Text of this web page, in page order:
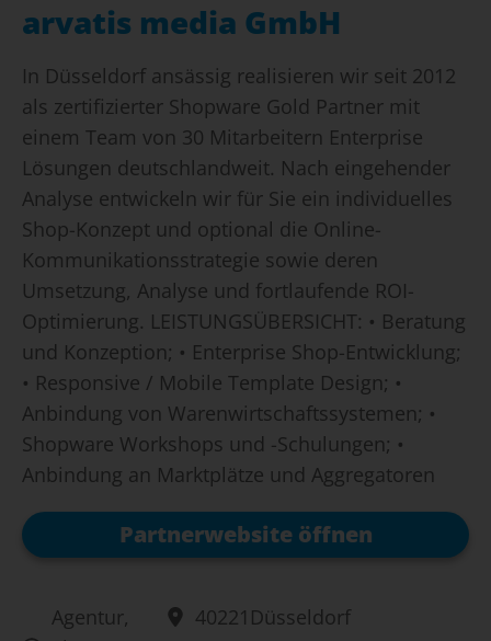
arvatis media GmbH
In Düsseldorf ansässig realisieren wir seit 2012
als zertifizierter Shopware Gold Partner mit
einem Team von 30 Mitarbeitern Enterprise
Lösungen deutschlandweit. Nach eingehender
Analyse entwickeln wir für Sie ein individuelles
Shop-Konzept und optional die Online-
Kommunikationsstrategie sowie deren
Umsetzung, Analyse und fortlaufende ROI-
Optimierung. LEISTUNGSÜBERSICHT: • Beratung
und Konzeption; • Enterprise Shop-Entwicklung;
• Responsive / Mobile Template Design; •
Anbindung von Warenwirtschaftssystemen; •
Shopware Workshops und -Schulungen; •
Anbindung an Marktplätze und Aggregatoren
Partnerwebsite öffnen
Agentur,
40221 Düsseldorf